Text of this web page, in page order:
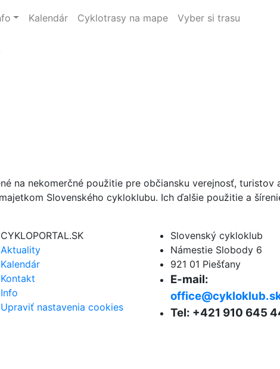
Kalendár Cyklotrasy na mape Vyber si trasu
na nekomerčné použitie pre občiansku verejnosť, turistov
Slovenského cykloklubu. Ich ďalšie použitie a
CYKLOPORTAL.SK
Aktuality
Kalendár
Kontakt
Info
Upraviť nastavenia cookies
Slovenský cykloklub
Námestie Slobody 6
921 01 Piešťany
E-mail:
Tel: +421 910 645